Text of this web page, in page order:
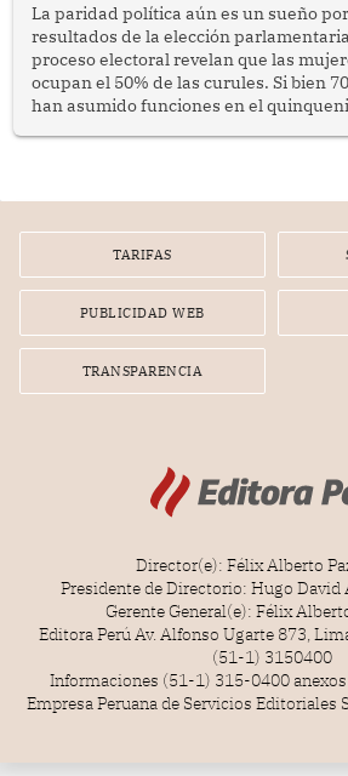
La paridad política aún es un sueño
resultados de la elección
proceso electoral revelan que las
ocupan el 50% de las curules. Si bien
han asumido funciones en el
TARIFAS
PUBLICIDAD WEB
TRANSPARENCIA
Director(e): Félix Alberto
Presidente de Directorio: Hugo David
Gerente General(e): Félix
Editora Perú Av. Alfonso Ugarte 873,
(51-1) 3150400
Informaciones (51-1) 315-0400
Empresa Peruana de Servicios Editoriales